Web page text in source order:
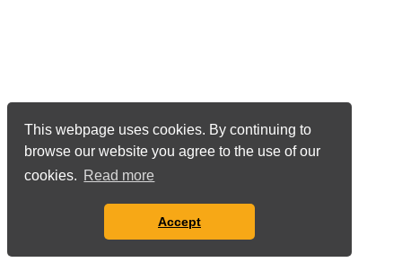
This webpage uses cookies. By continuing to
browse our website you agree to the use of our
cookies. Read more
Accept